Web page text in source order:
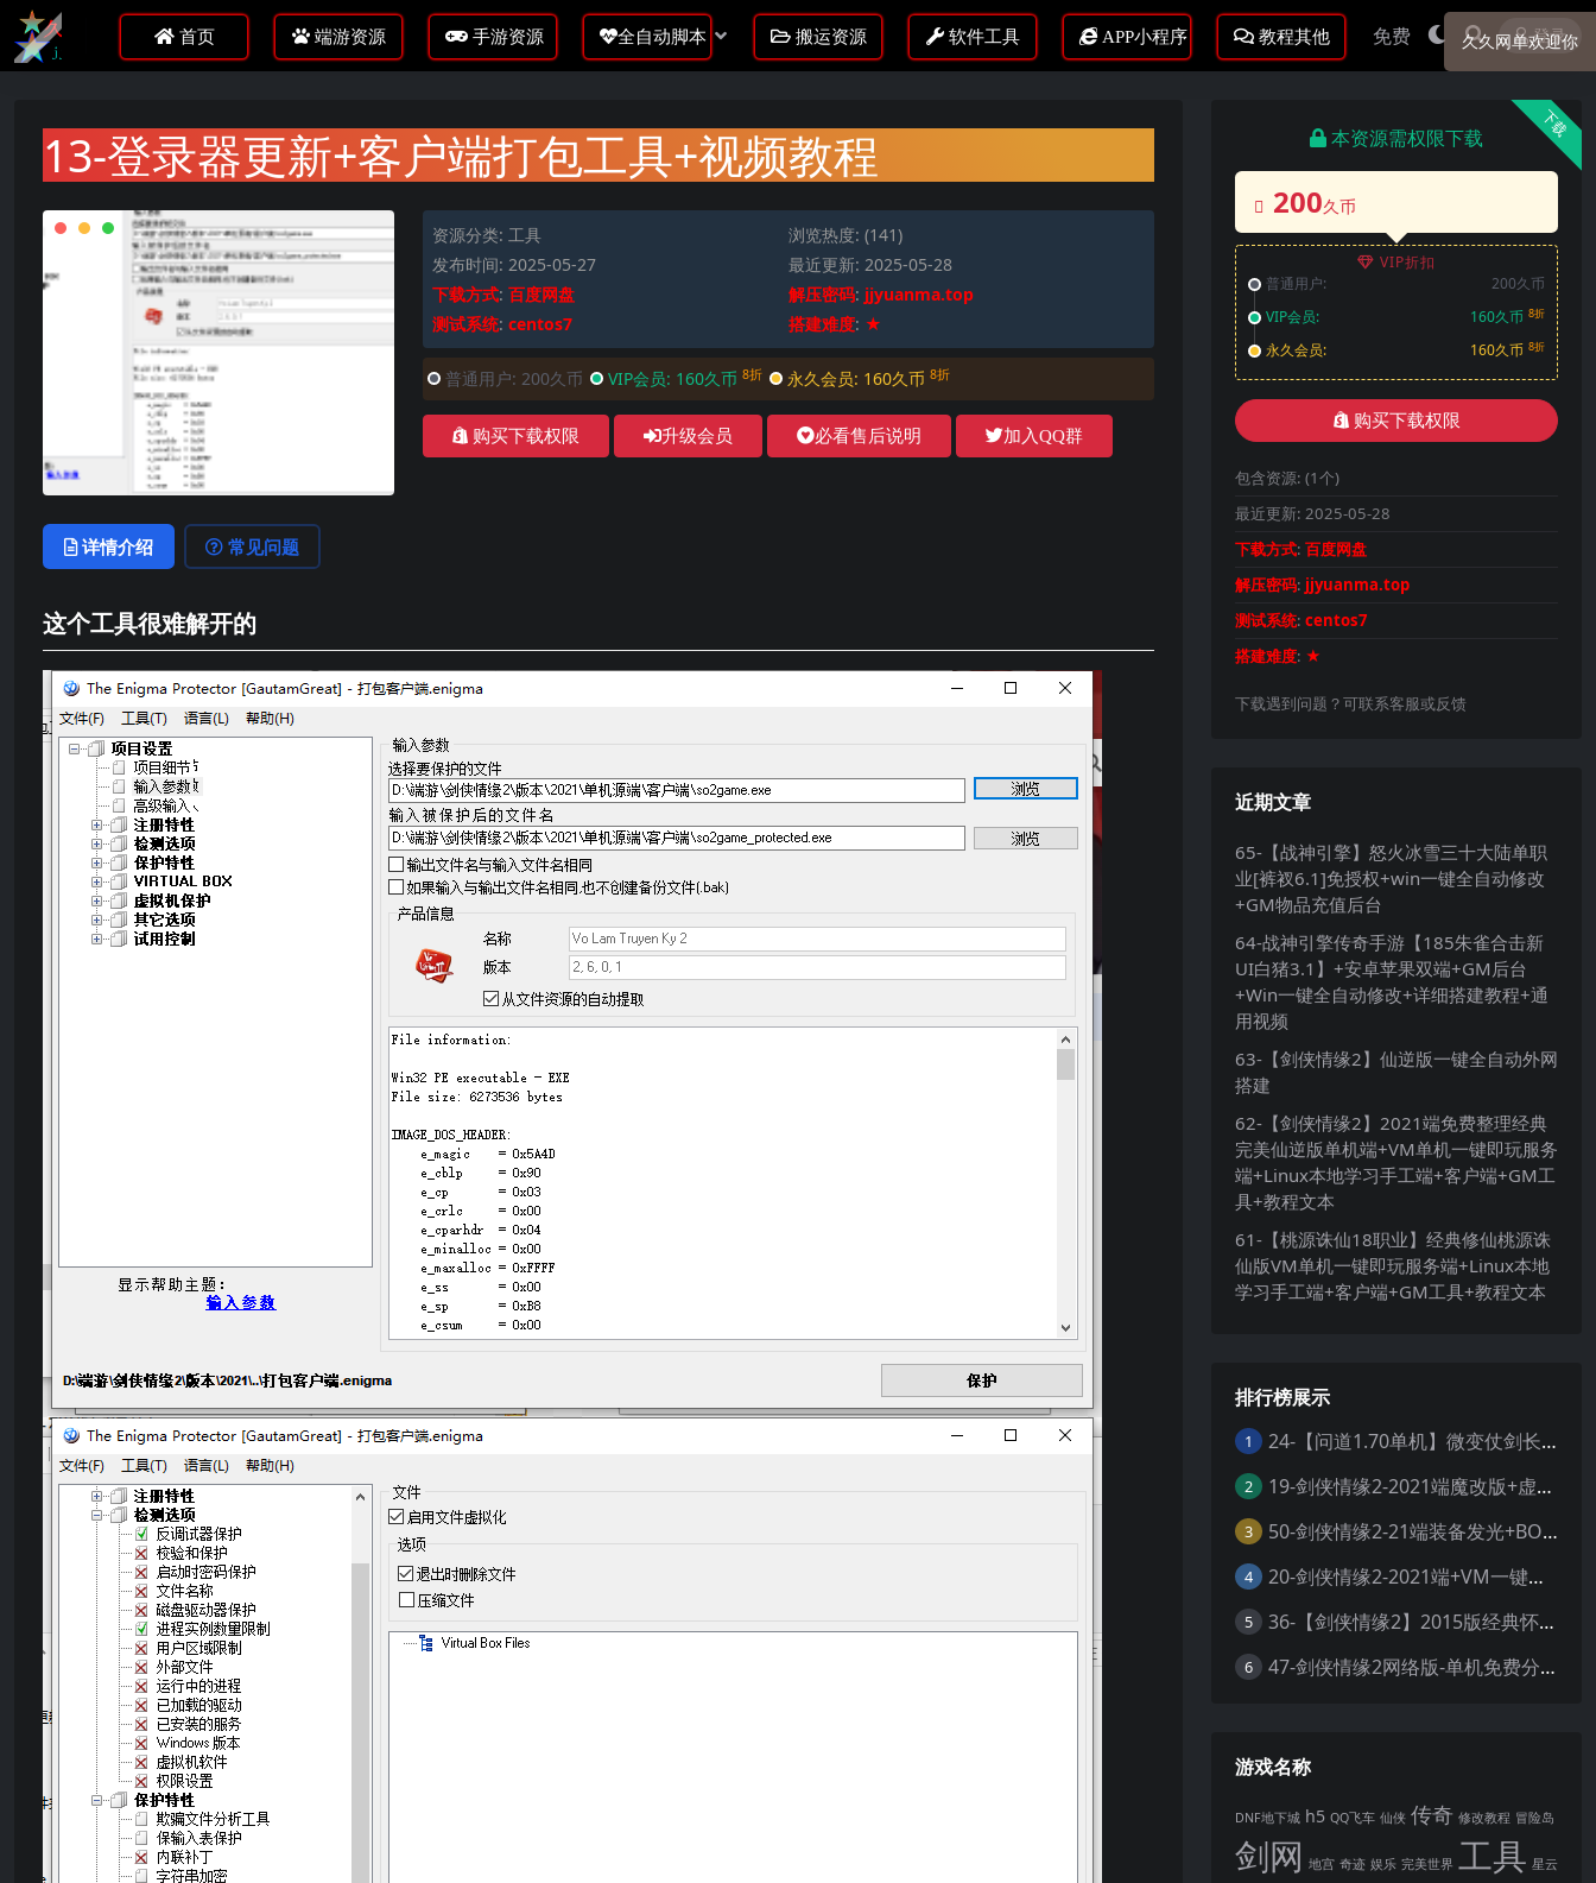
首页 端游资源 手游资源 全自动脚本 搬运资源 软件工具 APP小程序 教程其他 免费 登录
13-登录器更新+客户端打包工具+视频教程
资源分类: 工具
浏览热度: (141)
发布时间: 2025-05-27
最近更新: 2025-05-28
下载方式: 百度网盘 解压密码: jjyuanma.top
测试系统: centos7 搭建难度: ★
普通用户: 200久币 VIP会员: 160久币 8折 永久会员: 160久币 8折
购买下载权限 升级会员 必看售后说明 加入QQ群
详情介绍 常见问题
这个工具很难解开的
下载
本资源需权限下载
200久币
VIP折扣
普通用户:
200久币
VIP会员:
160久币 8折
永久会员: 160久币 8折
购买下载权限
包含资源: (1个)
最近更新: 2025-05-28
下载方式: 百度网盘
解压密码: jjyuanma.top
测试系统: centos7
搭建难度: ★
下载遇到问题？可联系客服或反馈
近期文章
65-【战神引擎】怒火冰雪三十大陆单职
业[裤衩6.1]免授权+win一键全自动修改
+GM物品充值后台
64-战神引擎传奇手游【185朱雀合击新
UI白猪3.1】+安卓苹果双端+GM后台
+Win一键全自动修改+详细搭建教程+通
用视频
63-【剑侠情缘2】仙逆版一键全自动外网
搭建
62-【剑侠情缘2】2021端免费整理经典
完美仙逆版单机端+VM单机一键即玩服务
端+Linux本地学习手工端+客户端+GM工
具+教程文本
61-【桃源诛仙18职业】经典修仙桃源诛
仙版VM单机一键即玩服务端+Linux本地
学习手工端+客户端+GM工具+教程文本
排行榜展示
1 24-【问道1.70单机】微变仗剑长歌 +带图文攻略 +丰富时装称号坐骑 +GM工具 +虚拟机一键端 +视频安装教学
2 19-剑侠情缘2-2021端魔改版+虚拟单机搭建+高清大屏+视频教程
3 50-剑侠情缘2-21端装备发光+BOSS时间刷新修改+外网服务端整理+一键虚拟机+服务端+客户端+工具
4 20-剑侠情缘2-2021端+VM一键单机+通用视频测试教程
5 36-【剑侠情缘2】2015版经典怀旧+多副本+脚本修复+GM工具+视频安装教程+虚拟机一键端
6 47-剑侠情缘2网络版-单机免费分享提供大家学习体验
游戏名称
DNF地下城 h5 QQ飞车 仙侠 传奇 修改教程 冒险岛
剑网 地宫 奇迹 娱乐 完美世界 工具 星云
久久网单欢迎你